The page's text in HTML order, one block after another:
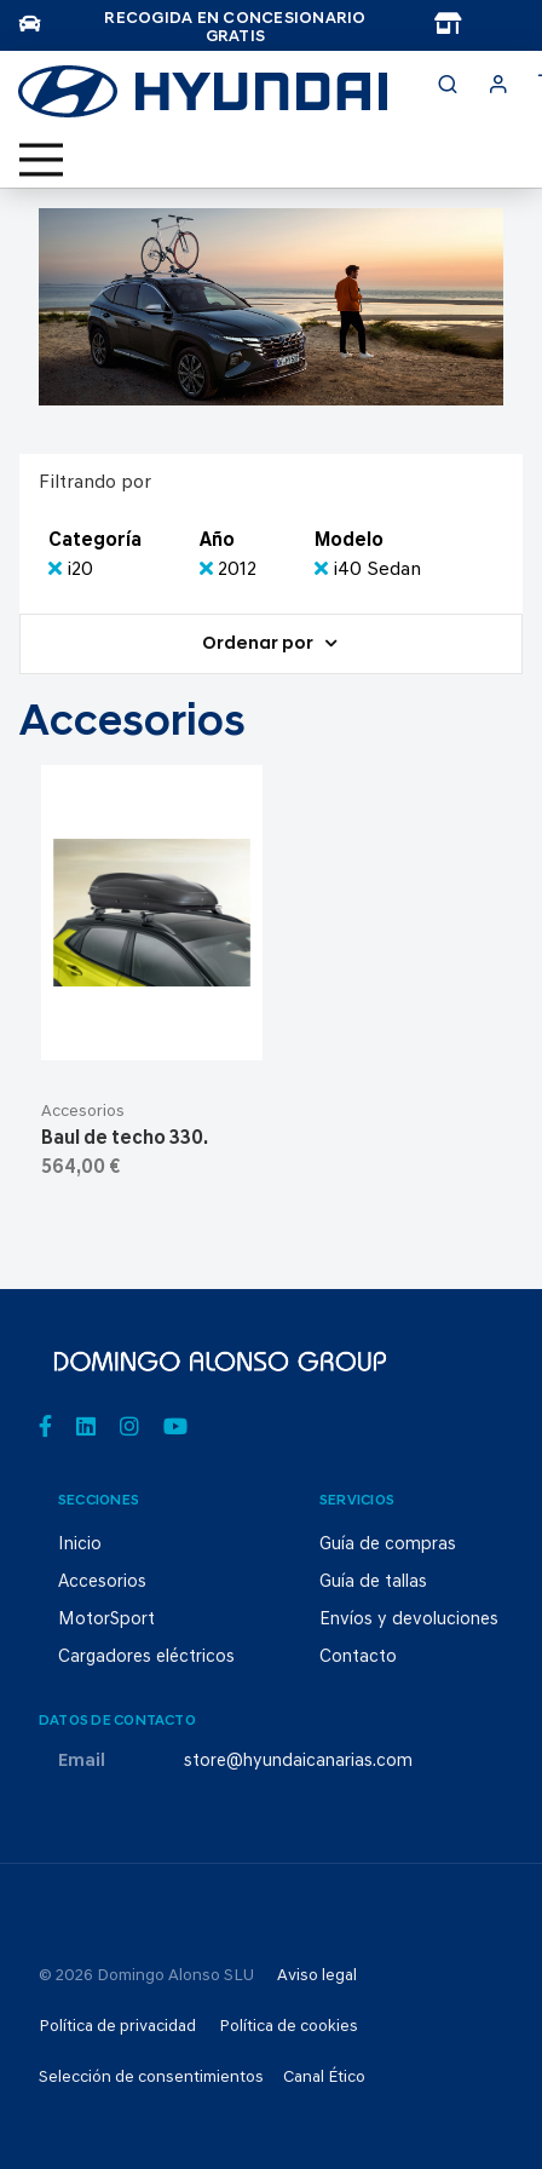
RECOGIDA EN CONCESIONARIO
GRATIS
Filtrando por
Categoría
i20
Año
2012
Modelo
i40 Sedan
Ordenar por
Accesorios
Accesorios
Baul de techo 330.
564,00 €
SECCIONES
Inicio
Accesorios
MotorSport
Cargadores eléctricos
SERVICIOS
Guía de compras
Guía de tallas
Envíos y devoluciones
Contacto
DATOS DE CONTACTO
Email store@hyundaicanarias.com
© 2026 Domingo Alonso SLU Aviso legal
Política de privacidad Política de cookies
Selección de consentimientos Canal Ético